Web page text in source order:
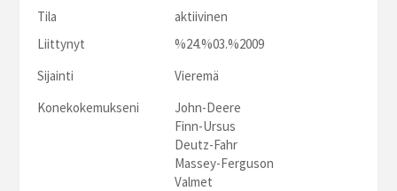
Tila
aktiivinen
Liittynyt
%24.%03.%2009
Sijainti
Vieremä
Konekokemukseni
John-Deere
Finn-Ursus
Deutz-Fahr
Massey-Ferguson
Valmet